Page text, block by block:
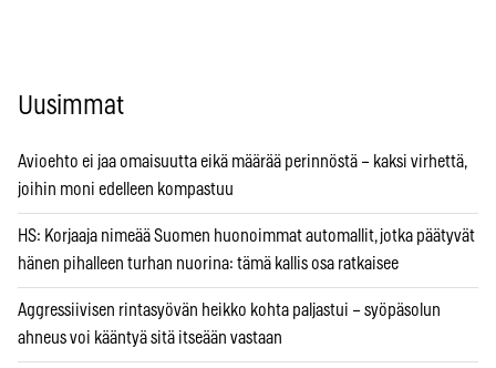
Uusimmat
Avioehto ei jaa omaisuutta eikä määrää perinnöstä – kaksi virhettä,
joihin moni edelleen kompastuu
HS: Korjaaja nimeää Suomen huonoimmat automallit, jotka päätyvät
hänen pihalleen turhan nuorina: tämä kallis osa ratkaisee
Aggressiivisen rintasyövän heikko kohta paljastui – syöpäsolun
ahneus voi kääntyä sitä itseään vastaan